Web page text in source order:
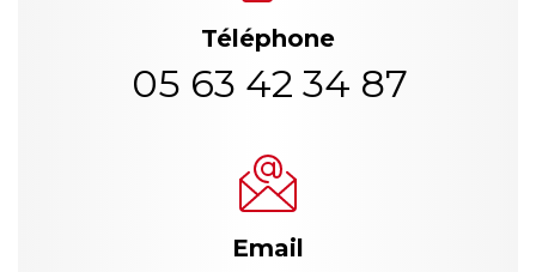
Téléphone
05 63 42 34 87
Email